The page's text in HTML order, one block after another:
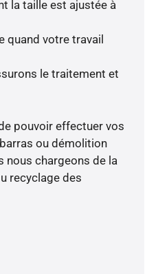
la taille est ajustée à
quand votre travail
le traitement et
pouvoir effectuer vos
ou démolition
nous chargeons de la
recyclage des